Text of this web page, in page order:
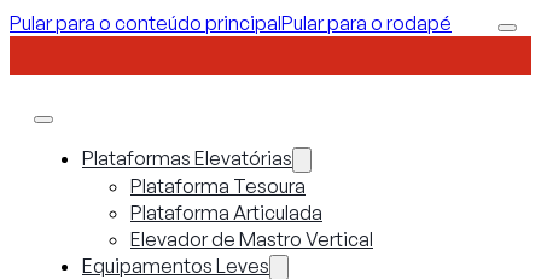
Pular para o conteúdo principalPular para o rodapé
Plataformas Elevatórias
Plataforma Tesoura
Plataforma Articulada
Elevador de Mastro Vertical
Equipamentos Leves